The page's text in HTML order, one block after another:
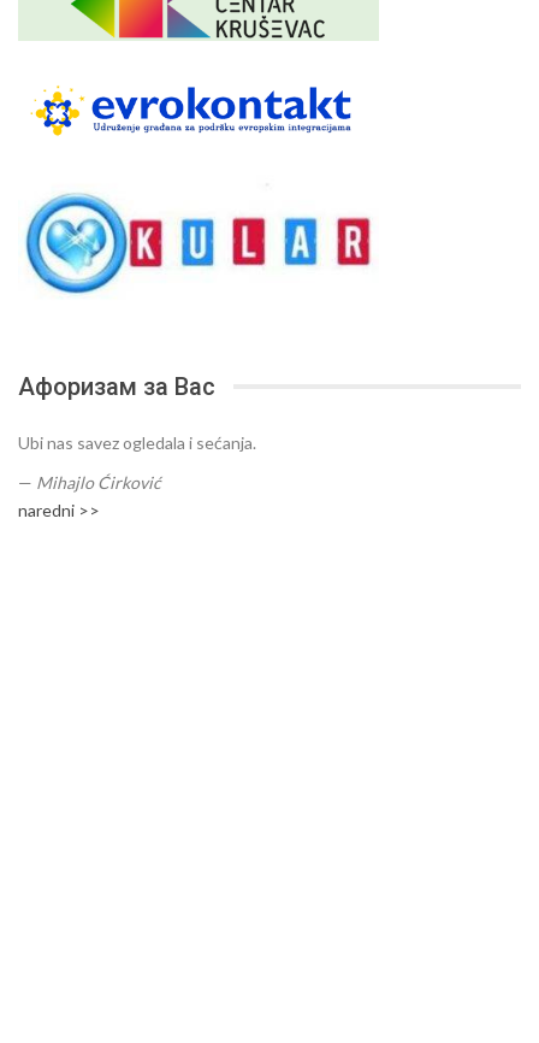
Афоризам за Вас
Ubi nas savez ogledala i sećanja.
— Mihajlo Ćirković
naredni >>